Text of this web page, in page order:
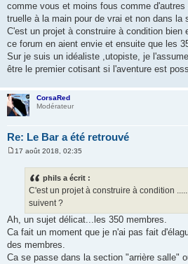
comme vous et moins fous comme
truelle à la main pour de vrai et non dans la
C'est un projet à construire à condition bien
ce forum en aient envie et ensuite que les
Sur je suis un idéaliste ,utopiste, je
être le premier cotisant si l'aventure est
CorsaRed
Modérateur
Re: Le Bar a été retrouvé
17 août 2018, 02:35
phils a écrit :
C'est un projet à construire à condition
suivent ?
Ah, un sujet délicat...les 350 membres.
Ca fait un moment que je n'ai pas fait
des membres.
Ca se passe dans la section "arrière salle"